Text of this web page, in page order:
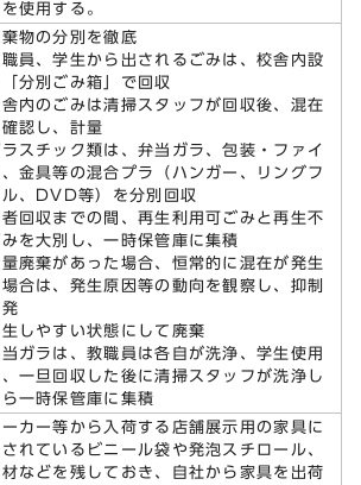
使用する。
物の分別を徹底
職員、学生から出されるごみは、校舎内設
分別ごみ箱」で回収
舎内のごみは清掃スタッフが回収後、混在
認し、計量
ラスチック類は、弁当ガラ、包装・ファイ
金具等の混合プラ（ハンガー、リングフ
ル、DVD等）を分別回収
者回収までの間、再生利用可ごみと再生不
を大別し、一時保管庫に集積
量廃棄があった場合、恒常的に混在が発生
場合は、発生原因等の動向を観察し、抑制
しやすい状態にして廃棄
当ガラは、教職員は各自が洗浄、学生使用
一旦回収した後に清掃スタッフが洗浄し
一時保管庫に集積
ーカー等から入荷する店舗展示用の家具に
れているビニール袋や発泡スチロール、
などを残しておき、自社から家具を出荷